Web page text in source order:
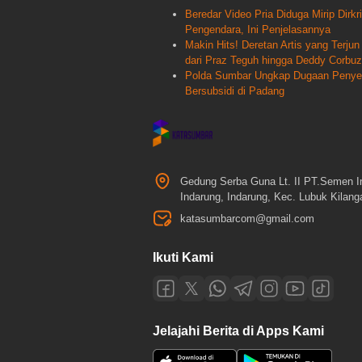
Beredar Video Pria Diduga Mirip
Pengendara, Ini Penjelasannya
Makin Hits! Deretan Artis yang
dari Praz Teguh hingga Deddy
Polda Sumbar Ungkap Dugaan
Bersubsidi di Padang
Gedung Serba Guna Lt. II PT.Semen
Indarung, Indarung, Kec. Lubuk
katasumbarcom@gmail.com
Ikuti Kami
Jelajahi Berita di Apps Kami